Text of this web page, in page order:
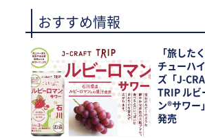
おすすめ情報
「旅した
チューハ
ズ「J-
TRIP ルビ
ン®サワー
発売